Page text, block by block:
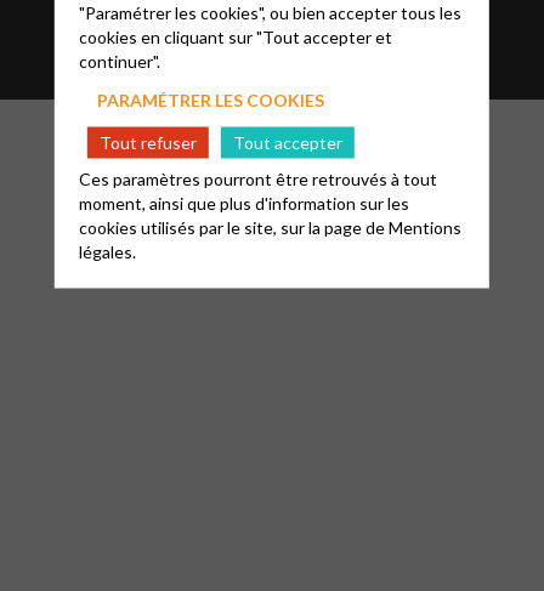
Glossaire Contact
"Paramétrer les cookies", ou bien accepter tous les
cookies en cliquant sur "Tout accepter et
continuer".
PARAMÉTRER LES COOKIES
Tout refuser
Tout accepter
Ces paramètres pourront être retrouvés à tout
moment, ainsi que plus d'information sur les
cookies utilisés par le site, sur la page deMentions
légales.